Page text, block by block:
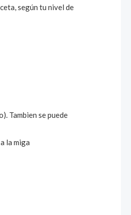
según tu nivel de
Tambien se puede
la miga